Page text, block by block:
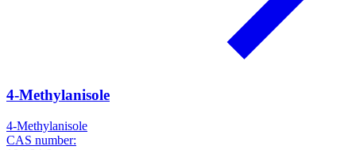
4-Methylanisole
4-Methylanisole
CAS number: